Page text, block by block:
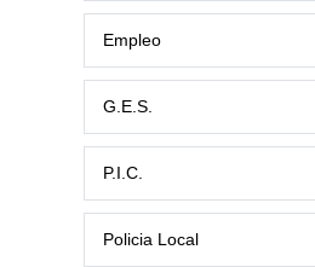
Empleo
G.E.S.
P.I.C.
Policia Local